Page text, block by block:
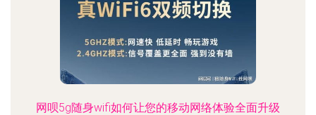
网呗5g随身wifi如何让您的移动网络体验全面升级